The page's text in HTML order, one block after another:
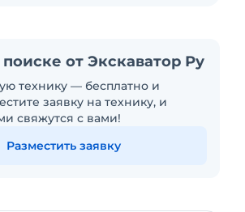
от Экскаватор Ру
технику — бесплатно и
заявку на технику, и
свяжутся с вами!
Разместить заявку